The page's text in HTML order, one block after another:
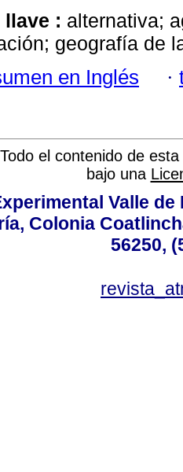
llave : alternativa;
geografía de
en Inglés ·
Todo el contenido de
bajo una
Valle
Colonia
56250,